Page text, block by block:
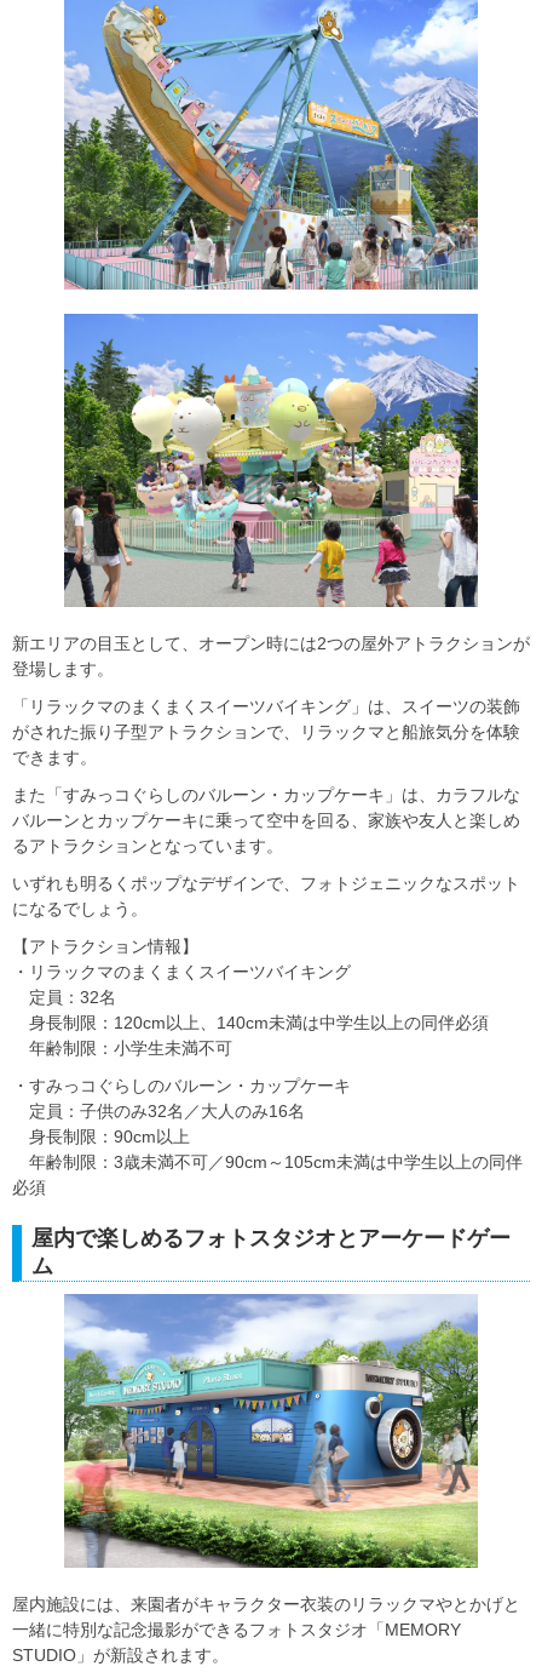
新エリアの目玉として、オープン時には2つの屋外アトラクションが
登場します。
「リラックマのまくまくスイーツバイキング」は、スイーツの装飾
がされた振り子型アトラクションで、リラックマと船旅気分を体験
できます。
また「すみっコぐらしのバルーン・カップケーキ」は、カラフルな
バルーンとカップケーキに乗って空中を回る、家族や友人と楽しめ
るアトラクションとなっています。
いずれも明るくポップなデザインで、フォトジェニックなスポット
になるでしょう。
【アトラクション情報】
・リラックマのまくまくスイーツバイキング
定員：32名
身長制限：120cm以上、140cm未満は中学生以上の同伴必須
年齢制限：小学生未満不可
・すみっコぐらしのバルーン・カップケーキ
定員：子供のみ32名／大人のみ16名
身長制限：90cm以上
年齢制限：3歳未満不可／90cm～105cm未満は中学生以上の同伴
必須
屋内で楽しめるフォトスタジオとアーケードゲー
ム
屋内施設には、来園者がキャラクター衣装のリラックマやとかげと
一緒に特別な記念撮影ができるフォトスタジオ「MEMORY
STUDIO」が新設されます。